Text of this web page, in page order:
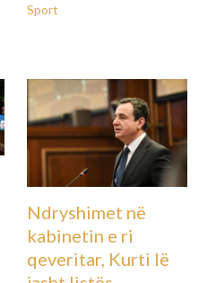
Sport
Ndryshimet në
kabinetin e ri
qeveritar, Kurti lë